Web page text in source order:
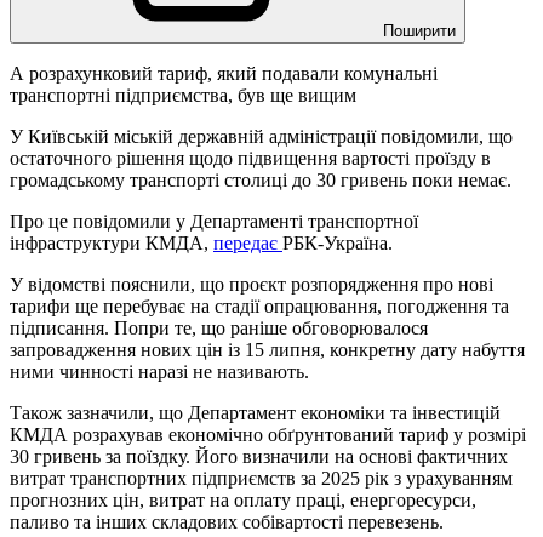
Поширити
А розрахунковий тариф, який подавали комунальні
транспортні підприємства, був ще вищим
У Київській міській державній адміністрації повідомили, що
остаточного рішення щодо підвищення вартості проїзду в
громадському транспорті столиці до 30 гривень поки немає.
Про це повідомили у Департаменті транспортної
інфраструктури КМДА, передає РБК-Україна.
У відомстві пояснили, що проєкт розпорядження про нові
тарифи ще перебуває на стадії опрацювання, погодження та
підписання. Попри те, що раніше обговорювалося
запровадження нових цін із 15 липня, конкретну дату набуття
ними чинності наразі не називають.
Також зазначили, що Департамент економіки та інвестицій
КМДА розрахував економічно обґрунтований тариф у розмірі
30 гривень за поїздку. Його визначили на основі фактичних
витрат транспортних підприємств за 2025 рік з урахуванням
прогнозних цін, витрат на оплату праці, енергоресурси,
паливо та інших складових собівартості перевезень.